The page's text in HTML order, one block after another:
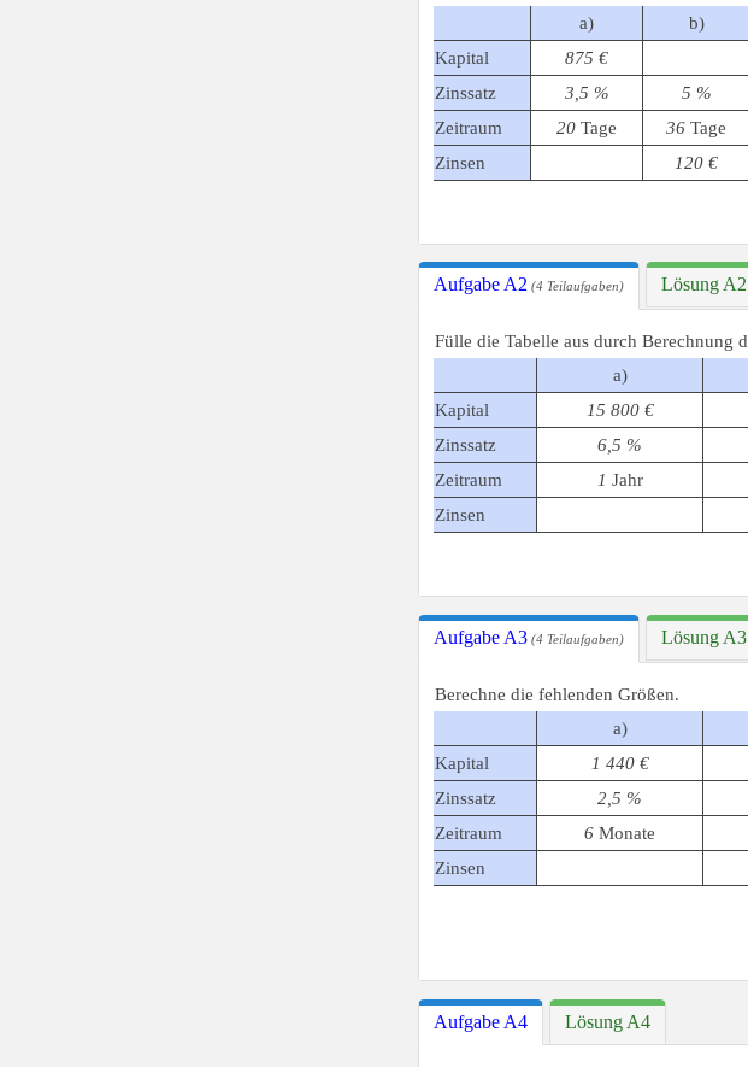
a)
b)
Kapital
875 €
Zinssatz
3,5 % 5 %
Zeitraum
20 Tage 36 Tage
Zinsen
120 €
Aufgabe A2 (4 Teilaufgaben) Lösung A2
Fülle die Tabelle aus durch Berechnung
a)
Kapital
15 800 €
Zinssatz
6,5 %
Zeitraum
1 Jahr
Zinsen
Aufgabe A3 (4 Teilaufgaben) Lösung A3
Berechne die fehlenden Größen.
a)
Kapital
1 440 €
Zinssatz
2,5 %
Zeitraum
6 Monate
Zinsen
Aufgabe A4 Lösung A4